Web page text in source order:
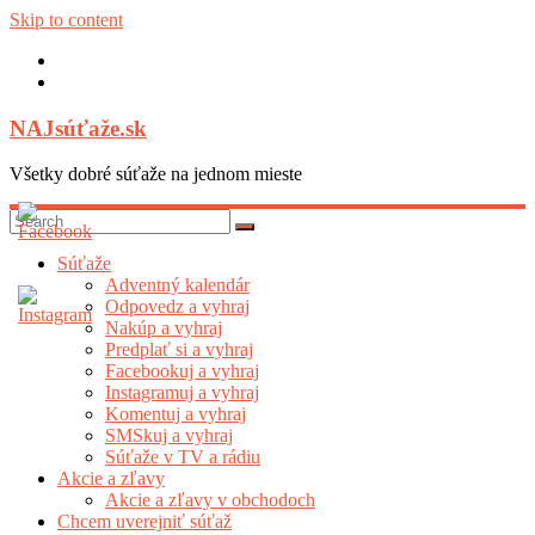
Skip to content
NAJsúťaže.sk
Všetky dobré súťaže na jednom mieste
Súťaže
Adventný kalendár
Odpovedz a vyhraj
Nakúp a vyhraj
Predplať si a vyhraj
Facebookuj a vyhraj
Instagramuj a vyhraj
Komentuj a vyhraj
SMSkuj a vyhraj
Súťaže v TV a rádiu
Akcie a zľavy
Akcie a zľavy v obchodoch
Chcem uverejniť súťaž